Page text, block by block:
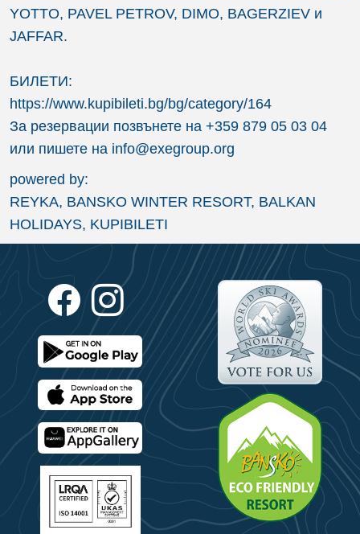
YOTTO, PAVEL PETROV, DIMO, BAGERZIEV и
JAFFAR.
БИЛЕТИ:
https://www.kupibileti.bg/bg/category/164
За резервации позвънете на +359 879 05 03 04
или пишете на info@exegroup.org
powered by:
REYKA, BANSKO WINTER RESORT, BALKAN
HOLIDAYS, KUPIBILETI